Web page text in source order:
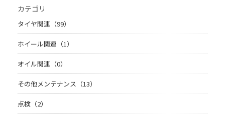
カテゴリ
タイヤ関連（99）
ホイール関連（1）
オイル関連（0）
その他メンテナンス（13）
点検（2）